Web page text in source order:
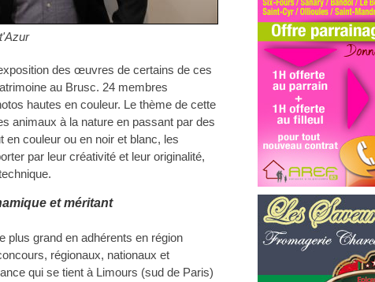
des œuvres de certains de ces
au Brusc. 24 membres
hautes en couleur. Le thème de cette
animaux à la nature en passant par des
couleur ou en noir et blanc, les
par leur créativité et leur originalité,
et méritant
plus grand en adhérents en région
régionaux, nationaux et
qui se tient à Limours (sud de Paris)